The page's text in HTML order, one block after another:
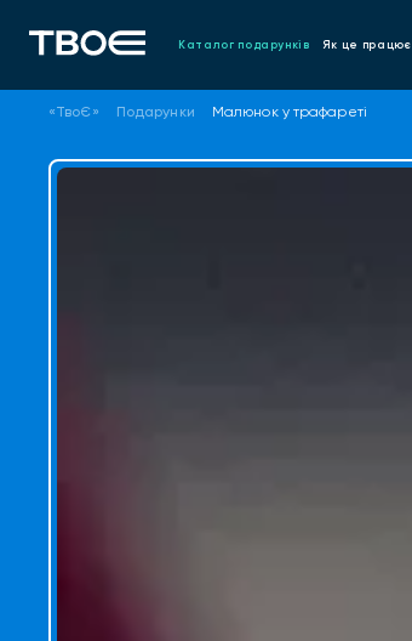
Каталог подарунків Як це працює
«ТвоЄ» Подарунки Малюнок у трафареті